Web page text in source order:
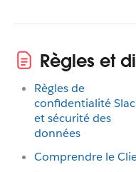
Règles et
Règles de
confidentialité
et sécurité des
données
Comprendre le